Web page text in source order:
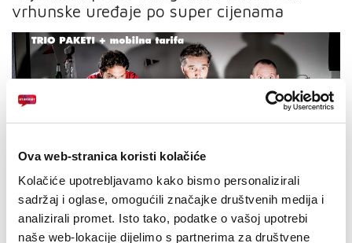
Ova web-stranica koristi kolačiće
Kolačiće upotrebljavamo kako bismo personalizirali
sadržaj i oglase, omogućili značajke društvenih medija i
analizirali promet. Isto tako, podatke o vašoj upotrebi
naše web-lokacije dijelimo s partnerima za društvene
NATJEČAJI
VELEPRODAJA
MOJ PROFIL
E-RAČUN
vrhunske uređaje po super cijenama